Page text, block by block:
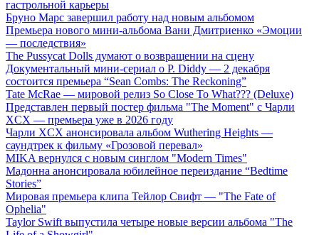
гастрольной карьеры
Бруно Марс завершил работу над новым альбомом
Премьера нового мини-альбома Вани Дмитриенко «Эмоции
— последствия»
The Pussycat Dolls думают о возвращении на сцену
Документальный мини-сериал о P. Diddy — 2 декабря
состоится премьера “Sean Combs: The Reckoning”
Tate McRae — мировой релиз So Close To What??? (Deluxe)
Представлен первый постер фильма "The Moment" с Чарли
XCX — премьера уже в 2026 году
Чарли XCX анонсировала альбом Wuthering Heights —
саундтрек к фильму «Грозовой перевал»
MIKA вернулся с новым синглом "Modern Times"
Мадонна анонсировала юбилейное переиздание “Bedtime
Stories”
Мировая премьера клипа Тейлор Свифт — "The Fate of
Ophelia"
Taylor Swift выпустила четыре новые версии альбома "The